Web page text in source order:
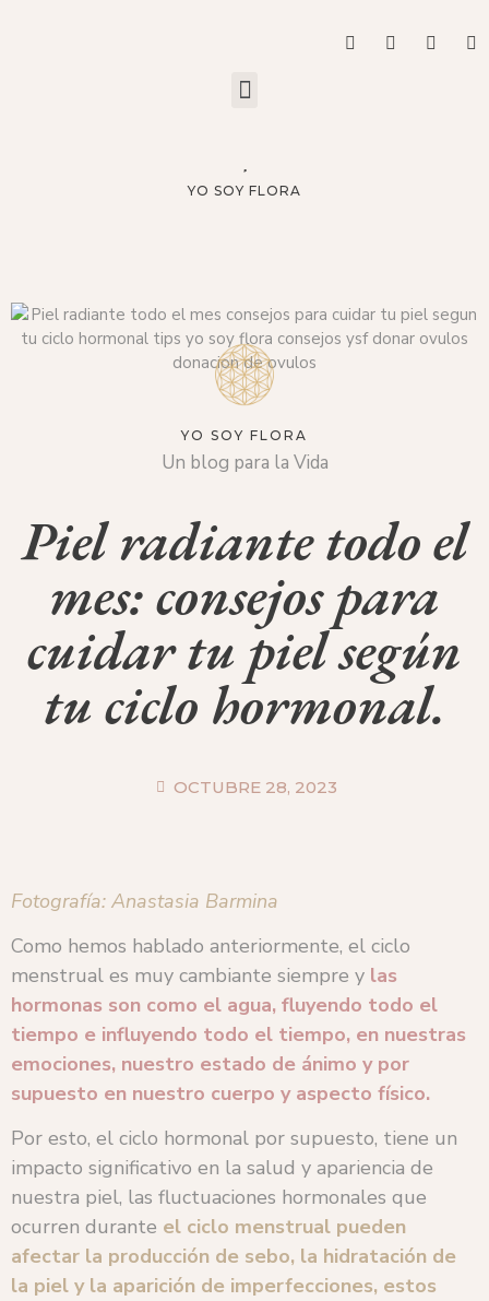
YO SOY FLORA
YO SOY FLORA
Un blog para la Vida
Piel radiante todo el
mes: consejos para
cuidar tu piel según
tu ciclo hormonal.
OCTUBRE 28, 2023
Fotografía: Anastasia Barmina
Como hemos hablado anteriormente, el ciclo
menstrual es muy cambiante siempre y las
hormonas son como el agua, fluyendo todo el
tiempo e influyendo todo el tiempo, en nuestras
emociones, nuestro estado de ánimo y por
supuesto en nuestro cuerpo y aspecto físico.
Por esto, el ciclo hormonal por supuesto, tiene un
impacto significativo en la salud y apariencia de
nuestra piel, las fluctuaciones hormonales que
ocurren durante el ciclo menstrual pueden
afectar la producción de sebo, la hidratación de
la piel y la aparición de imperfecciones, estos